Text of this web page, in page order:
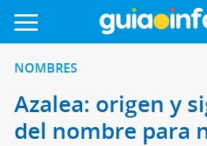
NOMBRES
Azalea: origen y
del nombre para